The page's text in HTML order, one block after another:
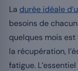
La durée idéale
besoins de
quelques mois
la récupération,
fatigue.